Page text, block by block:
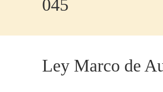
045
Ley Marco de